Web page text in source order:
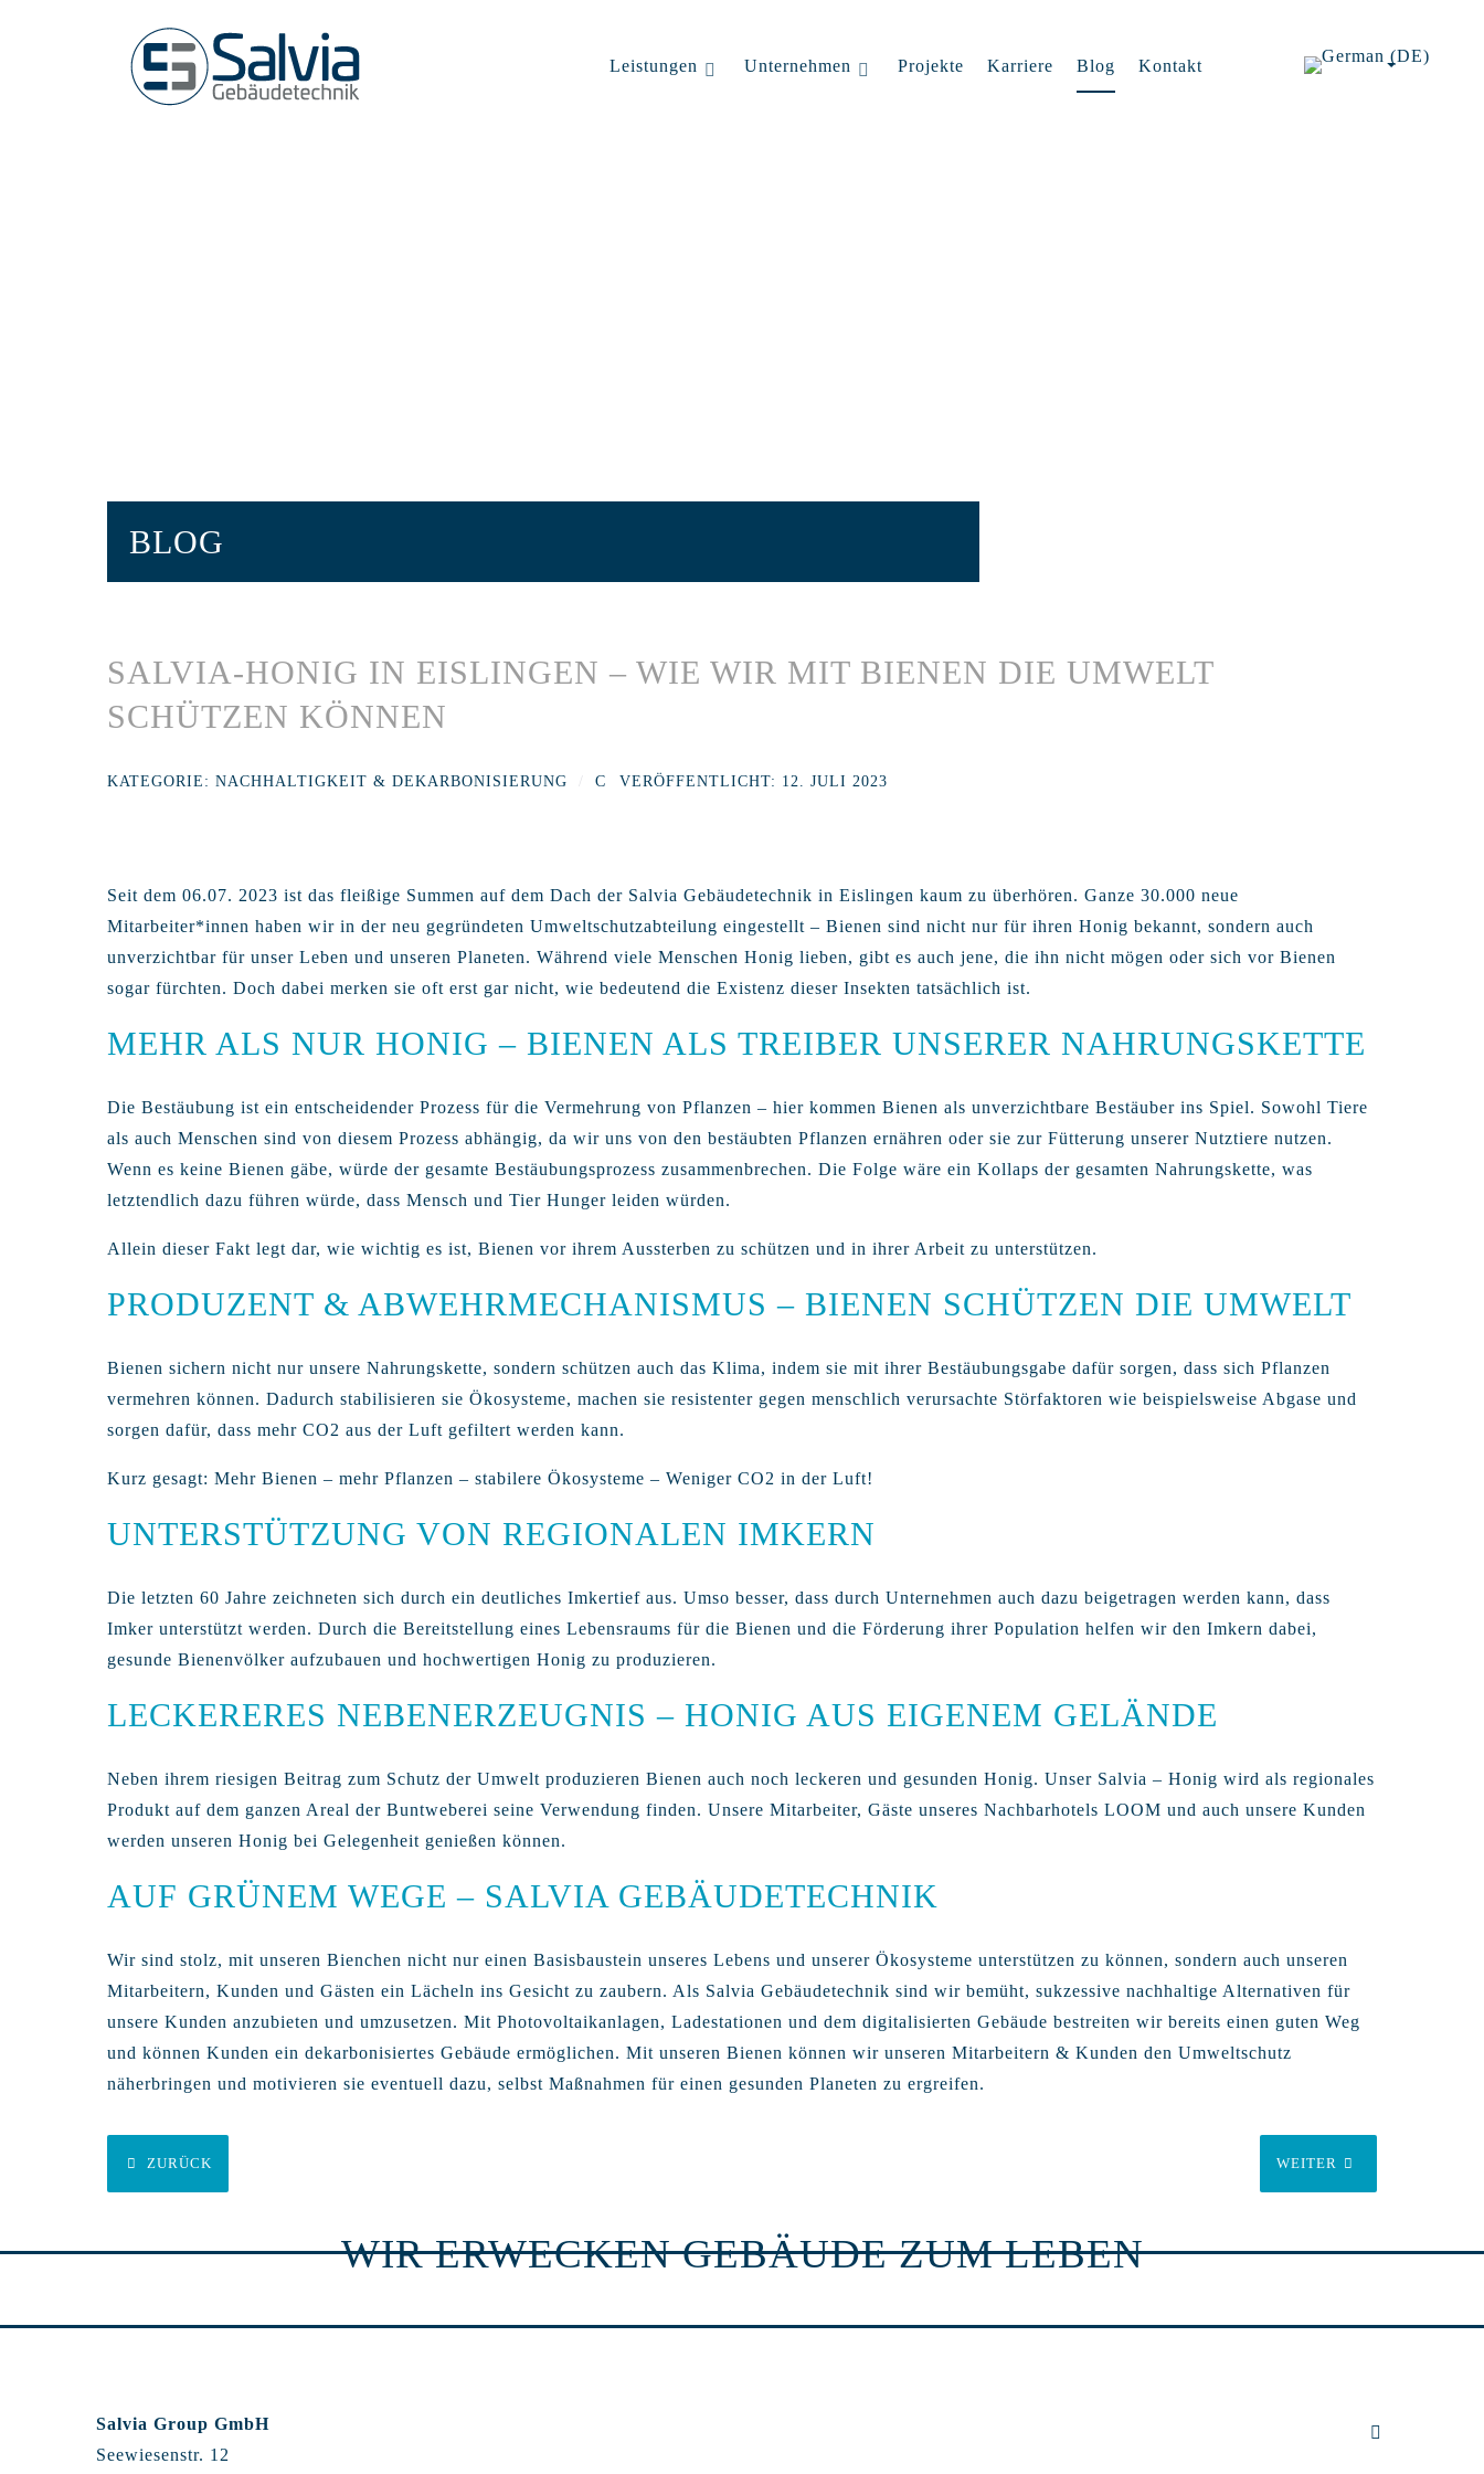
Leistungen Unternehmen Projekte Karriere Blog Kontakt
BLOG
SALVIA-HONIG IN EISLINGEN – WIE WIR MIT BIENEN DIE UMWELT
SCHÜTZEN KÖNNEN
KATEGORIE: NACHHALTIGKEIT & DEKARBONISIERUNG VERÖFFENTLICHT: 12. JULI 2023
Seit dem 06.07. 2023 ist das fleißige Summen auf dem Dach der Salvia Gebäudetechnik in Eislingen kaum zu überhören. Ganze 30.000 neue
Mitarbeiter*innen haben wir in der neu gegründeten Umweltschutzabteilung eingestellt – Bienen sind nicht nur für ihren Honig bekannt, sondern auch
unverzichtbar für unser Leben und unseren Planeten. Während viele Menschen Honig lieben, gibt es auch jene, die ihn nicht mögen oder sich vor Bienen
sogar fürchten. Doch dabei merken sie oft erst gar nicht, wie bedeutend die Existenz dieser Insekten tatsächlich ist.
MEHR ALS NUR HONIG – BIENEN ALS TREIBER UNSERER NAHRUNGSKETTE
Die Bestäubung ist ein entscheidender Prozess für die Vermehrung von Pflanzen – hier kommen Bienen als unverzichtbare Bestäuber ins Spiel. Sowohl Tiere
als auch Menschen sind von diesem Prozess abhängig, da wir uns von den bestäubten Pflanzen ernähren oder sie zur Fütterung unserer Nutztiere nutzen.
Wenn es keine Bienen gäbe, würde der gesamte Bestäubungsprozess zusammenbrechen. Die Folge wäre ein Kollaps der gesamten Nahrungskette, was
letztendlich dazu führen würde, dass Mensch und Tier Hunger leiden würden.
Allein dieser Fakt legt dar, wie wichtig es ist, Bienen vor ihrem Aussterben zu schützen und in ihrer Arbeit zu unterstützen.
PRODUZENT & ABWEHRMECHANISMUS – BIENEN SCHÜTZEN DIE UMWELT
Bienen sichern nicht nur unsere Nahrungskette, sondern schützen auch das Klima, indem sie mit ihrer Bestäubungsgabe dafür sorgen, dass sich Pflanzen
vermehren können. Dadurch stabilisieren sie Ökosysteme, machen sie resistenter gegen menschlich verursachte Störfaktoren wie beispielsweise Abgase und
sorgen dafür, dass mehr CO2 aus der Luft gefiltert werden kann.
Kurz gesagt: Mehr Bienen – mehr Pflanzen – stabilere Ökosysteme – Weniger CO2 in der Luft!
UNTERSTÜTZUNG VON REGIONALEN IMKERN
Die letzten 60 Jahre zeichneten sich durch ein deutliches Imkertief aus. Umso besser, dass durch Unternehmen auch dazu beigetragen werden kann, dass
Imker unterstützt werden. Durch die Bereitstellung eines Lebensraums für die Bienen und die Förderung ihrer Population helfen wir den Imkern dabei,
gesunde Bienenvölker aufzubauen und hochwertigen Honig zu produzieren.
LECKERERES NEBENERZEUGNIS – HONIG AUS EIGENEM GELÄNDE
Neben ihrem riesigen Beitrag zum Schutz der Umwelt produzieren Bienen auch noch leckeren und gesunden Honig. Unser Salvia – Honig wird als regionales
Produkt auf dem ganzen Areal der Buntweberei seine Verwendung finden. Unsere Mitarbeiter, Gäste unseres Nachbarhotels LOOM und auch unsere Kunden
werden unseren Honig bei Gelegenheit genießen können.
AUF GRÜNEM WEGE – SALVIA GEBÄUDETECHNIK
Wir sind stolz, mit unseren Bienchen nicht nur einen Basisbaustein unseres Lebens und unserer Ökosysteme unterstützen zu können, sondern auch unseren
Mitarbeitern, Kunden und Gästen ein Lächeln ins Gesicht zu zaubern. Als Salvia Gebäudetechnik sind wir bemüht, sukzessive nachhaltige Alternativen für
unsere Kunden anzubieten und umzusetzen. Mit Photovoltaikanlagen, Ladestationen und dem digitalisierten Gebäude bestreiten wir bereits einen guten Weg
und können Kunden ein dekarbonisiertes Gebäude ermöglichen. Mit unseren Bienen können wir unseren Mitarbeitern & Kunden den Umweltschutz
näherbringen und motivieren sie eventuell dazu, selbst Maßnahmen für einen gesunden Planeten zu ergreifen.
ZURÜCK WEITER
WIR ERWECKEN GEBÄUDE ZUM LEBEN
Salvia Group GmbH
Seewiesenstr. 12